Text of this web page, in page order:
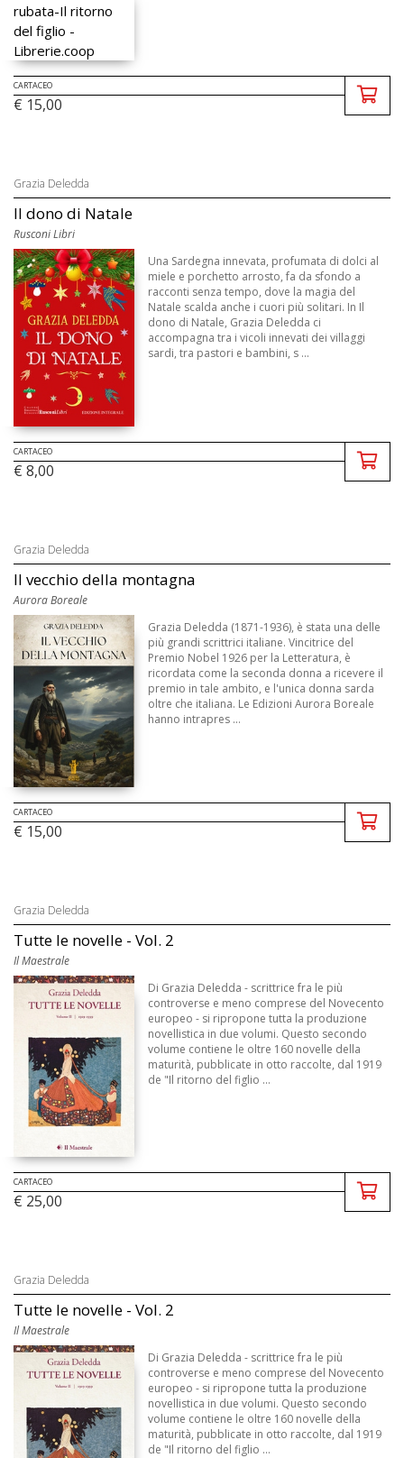
CARTACEO
€ 15,00
Grazia Deledda
Il dono di Natale
Rusconi Libri
Una Sardegna innevata, profumata di dolci al
miele e porchetto arrosto, fa da sfondo a
racconti senza tempo, dove la magia del
Natale scalda anche i cuori più solitari. In Il
dono di Natale, Grazia Deledda ci
accompagna tra i vicoli innevati dei villaggi
sardi, tra pastori e bambini, s ...
CARTACEO
€ 8,00
Grazia Deledda
Il vecchio della montagna
Aurora Boreale
Grazia Deledda (1871-1936), è stata una delle
più grandi scrittrici italiane. Vincitrice del
Premio Nobel 1926 per la Letteratura, è
ricordata come la seconda donna a ricevere il
premio in tale ambito, e l'unica donna sarda
oltre che italiana. Le Edizioni Aurora Boreale
hanno intrapres ...
CARTACEO
€ 15,00
Grazia Deledda
Tutte le novelle - Vol. 2
Il Maestrale
Di Grazia Deledda - scrittrice fra le più
controverse e meno comprese del Novecento
europeo - si ripropone tutta la produzione
novellistica in due volumi. Questo secondo
volume contiene le oltre 160 novelle della
maturità, pubblicate in otto raccolte, dal 1919
de "Il ritorno del figlio ...
CARTACEO
€ 25,00
Grazia Deledda
Tutte le novelle - Vol. 2
Il Maestrale
Di Grazia Deledda - scrittrice fra le più
controverse e meno comprese del Novecento
europeo - si ripropone tutta la produzione
novellistica in due volumi. Questo secondo
volume contiene le oltre 160 novelle della
maturità, pubblicate in otto raccolte, dal 1919
de "Il ritorno del figlio ...